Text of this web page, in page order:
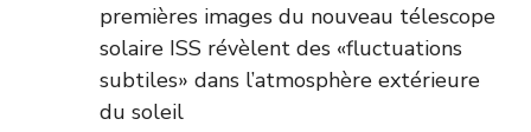
premières images du nouveau télescope
solaire ISS révèlent des «fluctuations
subtiles» dans l’atmosphère extérieure
du soleil